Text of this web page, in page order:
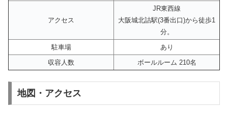
アクセス
JR東西線
大阪城北詰駅(3番出口)から徒歩1
分。
駐車場
あり
収容人数
ボールルーム 210名
地図・アクセス